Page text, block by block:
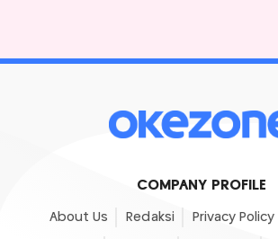
COMPANY PROFILE
About Us Redaksi Privacy Policy